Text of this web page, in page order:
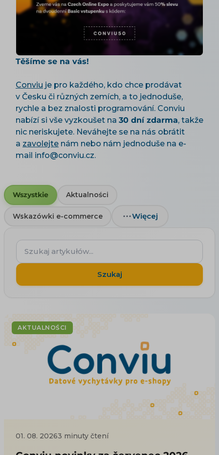
Těšíme se na vás!
Conviu je pro každého, kdo chce prodávat
v Česku či různých zemích, a to jednoduše,
rychle a bez znalosti programování. Conviu
nabízí si vše vyzkoušet na 30 dní zdarma, takže
nic neriskujete. Neváhejte se na nás obrátit
a zavolejte nám nebo nám jednoduše na e-
mail info@conviu.cz.
Wszystkie Aktualności
Wskazówki e-commerce Więcej
Szukaj
artykułów...
Szukaj
AKTUALNOŚCI
01. 08. 20263 minuty čtení